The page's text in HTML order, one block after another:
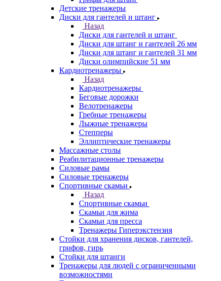
Детские тренажеры
Диски для гантелей и штанг
Назад
Диски для гантелей и штанг
Диски для штанг и гантелей 26 мм
Диски для штанг и гантелей 31 мм
Диски олимпийские 51 мм
Кардиотренажеры
Назад
Кардиотренажеры
Беговые дорожки
Велотренажеры
Гребные тренажеры
Лыжные тренажеры
Степперы
Эллиптические тренажеры
Массажные столы
Реабилитационные тренажеры
Силовые рамы
Силовые тренажеры
Спортивные скамьи
Назад
Спортивные скамьи
Скамьи для жима
Скамьи для пресса
Тренажеры Гиперэкстензия
Стойки для хранения дисков, гантелей,
грифов, гирь
Стойки для штанги
Тренажеры для людей с ограниченными
возможностями